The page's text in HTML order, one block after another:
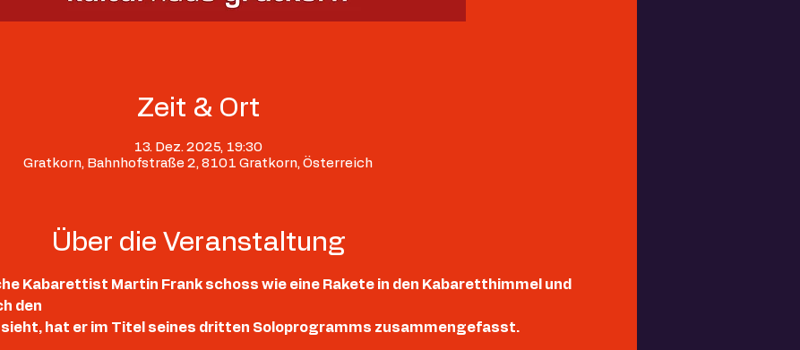
Zeit & Ort
13. Dez. 2025, 19:30
Gratkorn, Bahnhofstraße 2, 8101 Gratkorn, Österreich
Über die Veranstaltung
Kabarettist Martin Frank schoss wie eine Rakete in den Kabaretthimmel und
den
sieht, hat er im Titel seines dritten Soloprogramms zusammengefasst.